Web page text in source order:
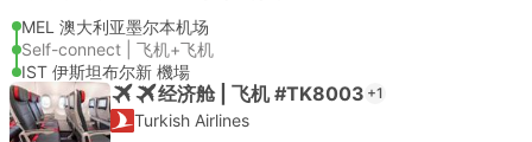
MEL 澳大利亚墨尔本机场
Self-connect | 飞机+飞机
IST 伊斯坦布尔新 機場
经济舱 | 飞机 #TK8003 +1
Turkish Airlines